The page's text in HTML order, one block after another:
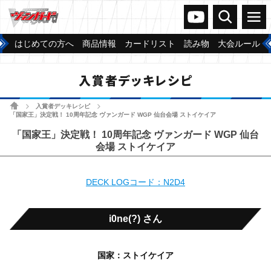
ヴァンガードch
検索 メニュー
はじめての方へ 商品情報 カードリスト 読み物 大会ルール
入賞者デッキレシピ
ホーム 入賞者デッキレシピ
「国家王」決定戦！ 10周年記念 ヴァンガード WGP 仙台会場 ストイケイア
「国家王」決定戦！ 10周年記念 ヴァンガード WGP 仙台
会場 ストイケイア
DECK LOGコード：N2D4
i0ne(?) さん
国家：ストイケイア